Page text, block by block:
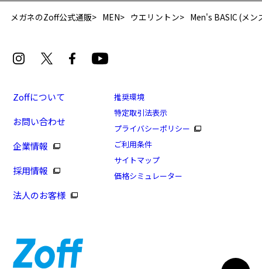
[スペシャルプライス]STANDARD(BASIC)
商品番号：ZA231043-14F1/フレームカラー：ブラック
(マット)/単価：￥5,280
※商品が再入荷された際にメールでお知らせします。
※本サービスは商品の購入をお約束するものではありません。
メガネのZoff公式通販 MEN ウエリントン Men's BASIC (メ
Zoffについて
お問い合わせ
企業情報
採用情報
法人のお客様
推奨環境
特定取引法表示
プライバシーポリシー
ご利用条件
サイトマップ
価格シミュレーター